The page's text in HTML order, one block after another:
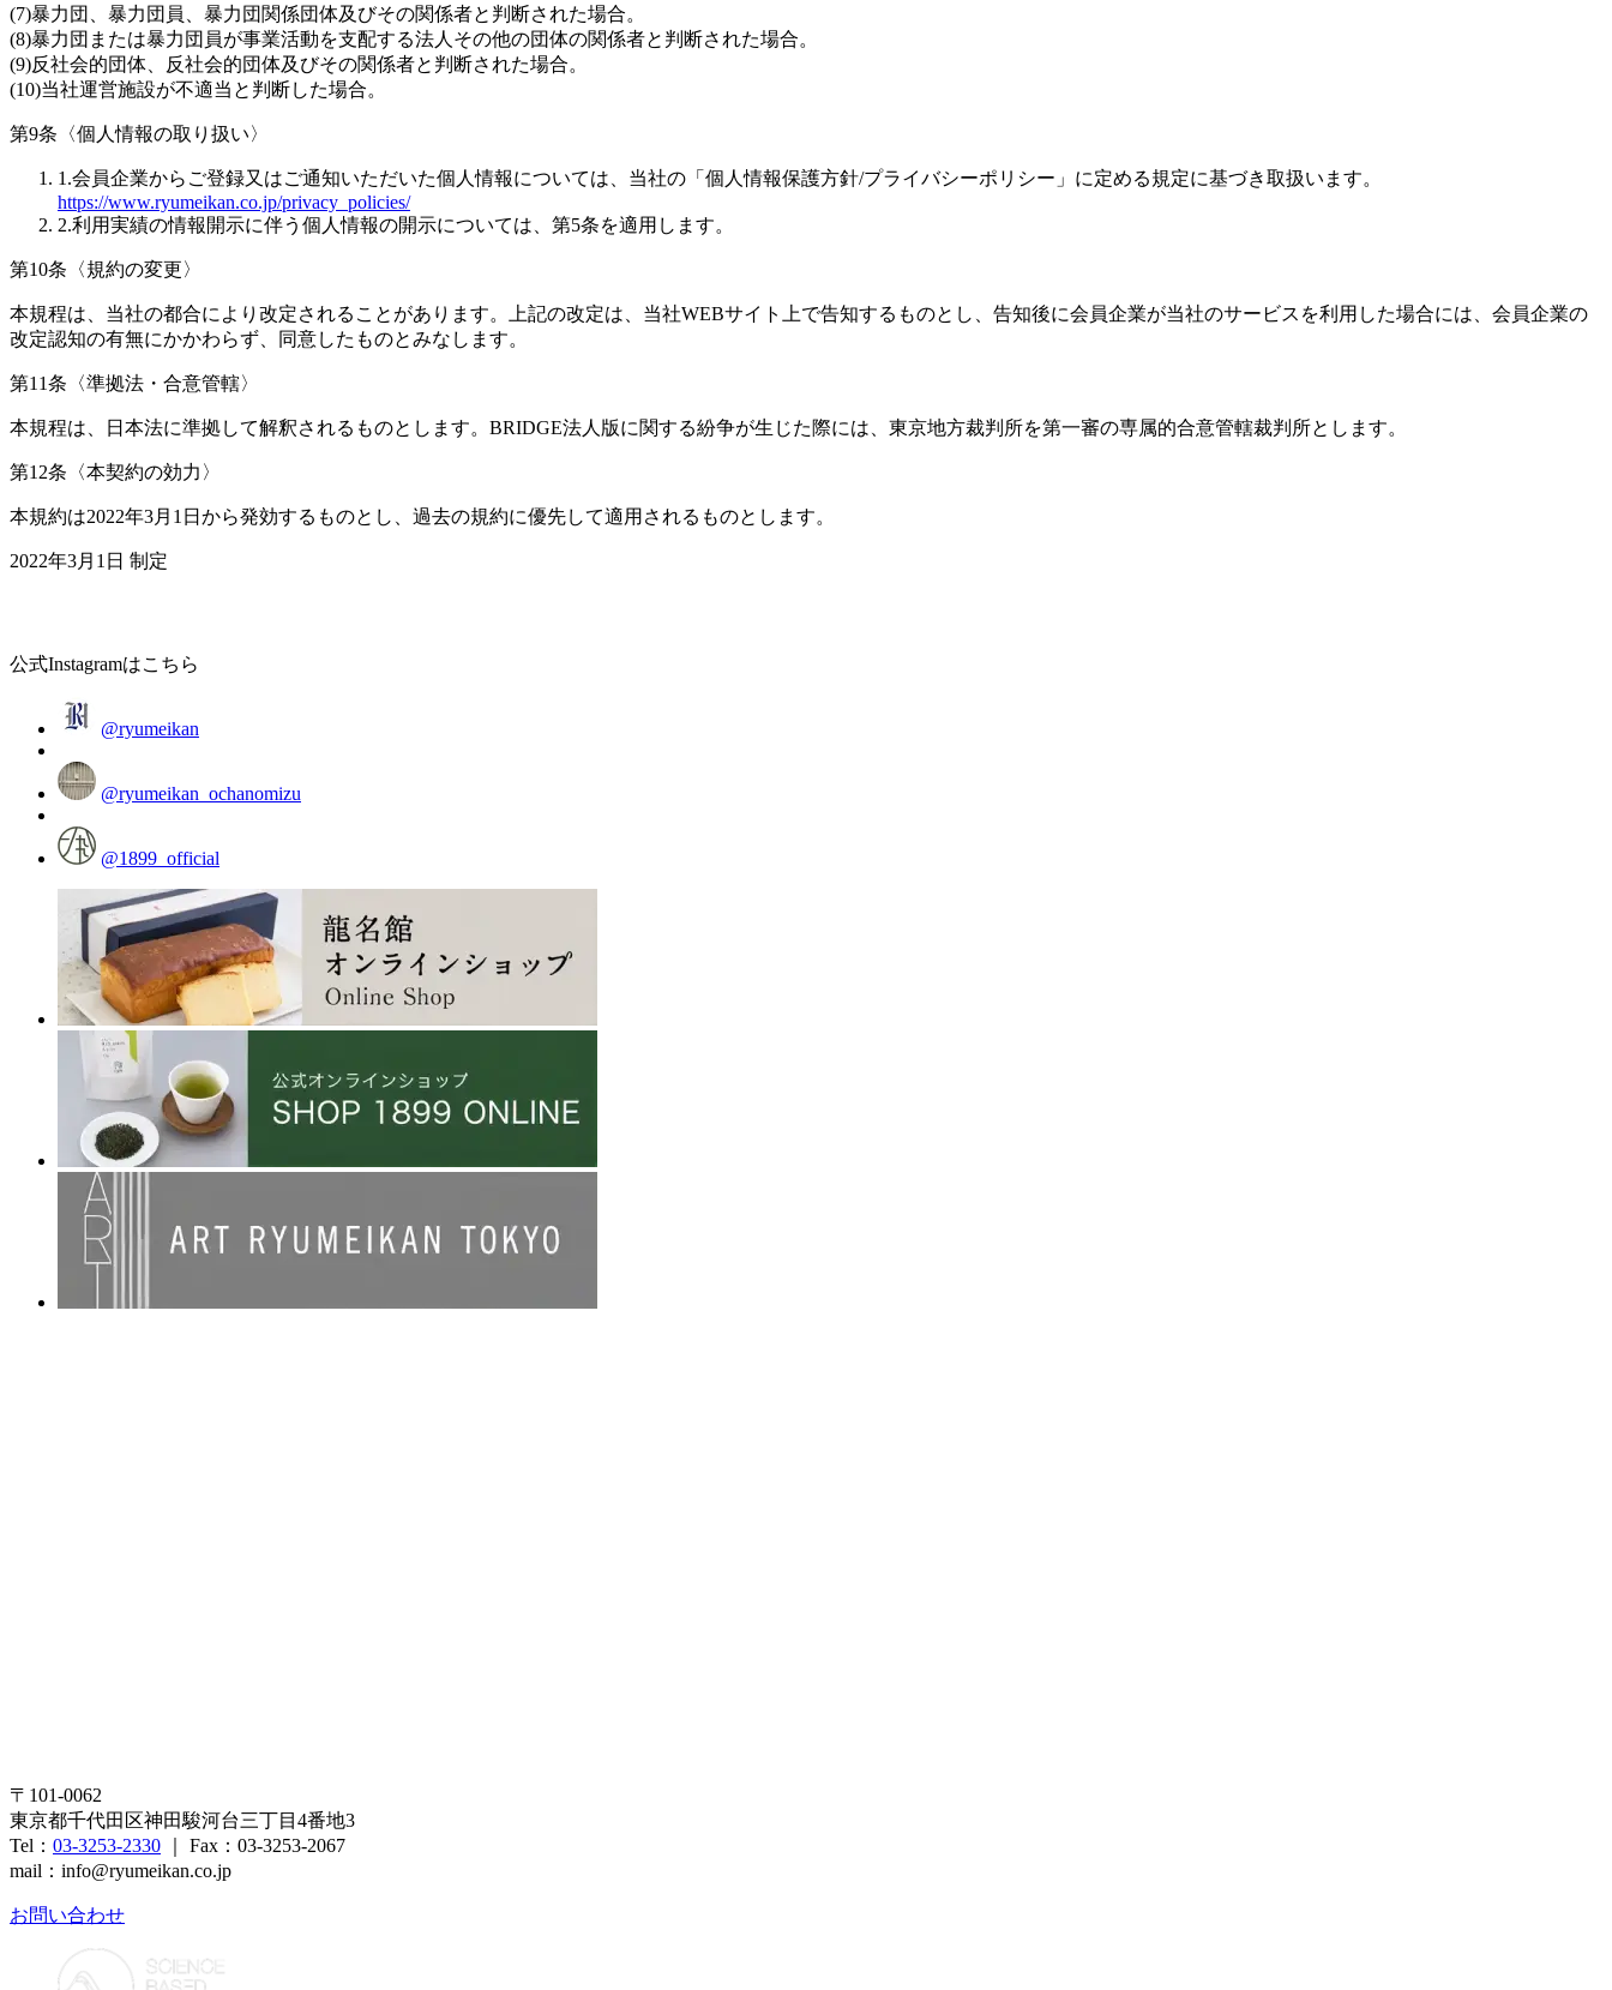
(7)暴力団、暴力団員、暴力団関係団体及びその関係者と判断された場合。
(8)暴力団または暴力団員が事業活動を支配する法人その他の団体の関係者と判断された場合。
(9)反社会的団体、反社会的団体及びその関係者と判断された場合。
(10)当社運営施設が不適当と判断した場合。
第9条〈個人情報の取り扱い〉
1.会員企業からご登録又はご通知いただいた個人情報については、当社の「個人情報保護方針/プライバシーポリシー」に定める規定に基づき取扱います。
https://www.ryumeikan.co.jp/privacy_policies/
2.利用実績の情報開示に伴う個人情報の開示については、第5条を適用します。
第10条〈規約の変更〉
本規程は、当社の都合により改定されることがあります。上記の改定は、当社WEBサイト上で告知するものとし、告知後に会員企業が当社のサービスを利用した場合には、会員企業の
改定認知の有無にかかわらず、同意したものとみなします。
第11条〈準拠法・合意管轄〉
本規程は、日本法に準拠して解釈されるものとします。BRIDGE法人版に関する紛争が生じた際には、東京地方裁判所を第一審の専属的合意管轄裁判所とします。
第12条〈本契約の効力〉
本規約は2022年3月1日から発効するものとし、過去の規約に優先して適用されるものとします。
2022年3月1日 制定
公式Instagramはこちら
@ryumeikan
@ryumeikan_ochanomizu
@1899_official
〒101-0062
東京都千代田区神田駿河台三丁目4番地3
Tel： 03-3253-2330 ｜ Fax：03-3253-2067
mail：info@ryumeikan.co.jp
お問い合わせ